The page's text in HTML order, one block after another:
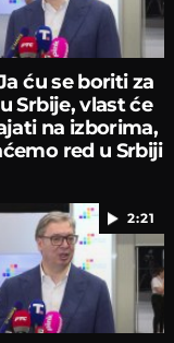
ću se boriti za
Srbije, vlast će
na izborima,
red u Srbiji
2:21